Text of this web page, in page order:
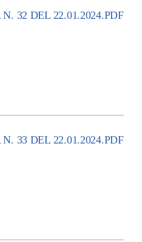
32 DEL 22.01.2024.PDF
33 DEL 22.01.2024.PDF